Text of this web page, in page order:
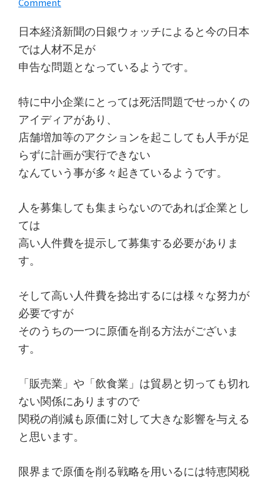
い
た
関
削
減
手
法
を
介
し
ま
す。
Comment
日本経済新聞の日銀ウォッチによると今の日本
では人材不足が
申告な問題となっているようです。
特に中小企業にとっては死活問題でせっかくの
アイディアがあり、
店舗増加等のアクションを起こしても人手が足
らずに計画が実行できない
なんていう事が多々起きているようです。
人を募集しても集まらないのであれば企業とし
ては
高い人件費を提示して募集する必要がありま
す。
そして高い人件費を捻出するには様々な努力が
必要ですが
そのうちの一つに原価を削る方法がございま
す。
「販売業」や「飲食業」は貿易と切っても切れ
ない関係にありますので
関税の削減も原価に対して大きな影響を与える
と思います。
限界まで原価を削る戦略を用いるには特恵関税